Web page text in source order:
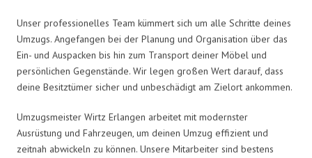
Unser professionelles Team kümmert sich um alle Schritte deines
Umzugs. Angefangen bei der Planung und Organisation über das
Ein- und Auspacken bis hin zum Transport deiner Möbel und
persönlichen Gegenstände. Wir legen großen Wert darauf, dass
deine Besitztümer sicher und unbeschädigt am Zielort ankommen.
Umzugsmeister Wirtz Erlangen arbeitet mit modernster
Ausrüstung und Fahrzeugen, um deinen Umzug effizient und
zeitnah abwickeln zu können. Unsere Mitarbeiter sind bestens